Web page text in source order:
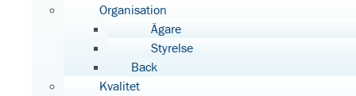
Organisation
Ägare
Styrelse
Back
Kvalitet